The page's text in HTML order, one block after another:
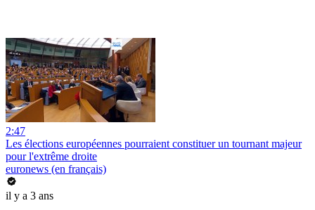
2:47
Les élections européennes pourraient constituer un tournant majeur
pour l'extrême droite
euronews (en français)
il y a 3 ans